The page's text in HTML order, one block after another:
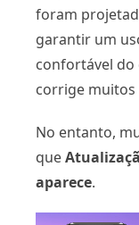
foram
garantir um
confortável do
corrige muitos
No entanto,
que
aparece.